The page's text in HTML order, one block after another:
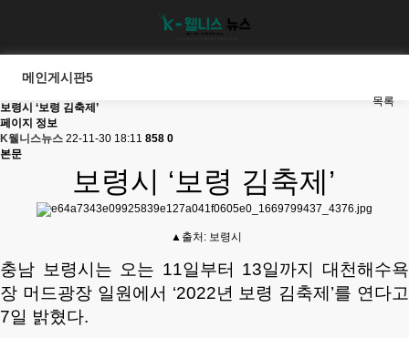
메인게시판5
목록
보령시 ‘보령 김축제’
페이지 정보
K웰니스뉴스 22-11-30 18:11 858 0
본문
보령시 ‘보령 김축제’
▲출처: 보령시
충남 보령시는 오는 11일부터 13일까지 대천해수욕
장 머드광장 일원에서 ‘2022년 보령 김축제’를 연다고
7일 밝혔다.